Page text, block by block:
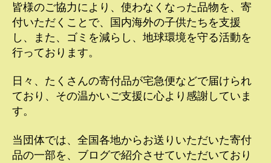
皆様のご協力により、使わなくなった品物を、寄
付いただくことで、国内海外の子供たちを支援
し、また、ゴミを減らし、地球環境を守る活動を
行っております。
日々、たくさんの寄付品が宅急便などで届けられ
ており、その温かいご支援に心より感謝していま
す。
当団体では、全国各地からお送りいただいた寄付
品の一部を、ブログで紹介させていただいており